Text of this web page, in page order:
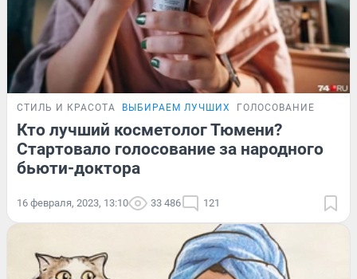
СТИЛЬ И КРАСОТА ВЫБИРАЕМ ЛУЧШИХ ГОЛОСОВАНИЕ
Кто лучший косметолог Тюмени?
Стартовало голосование за народного
бьюти-доктора
16 февраля, 2023, 13:10 33 486 121